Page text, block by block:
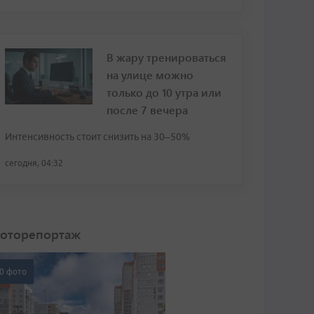
В жару тренироваться
на улице можно
только до 10 утра или
после 7 вечера
Интенсивность стоит снизить на 30–50%
сегодня, 04:32
фото